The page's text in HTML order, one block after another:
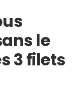
le
3 filets